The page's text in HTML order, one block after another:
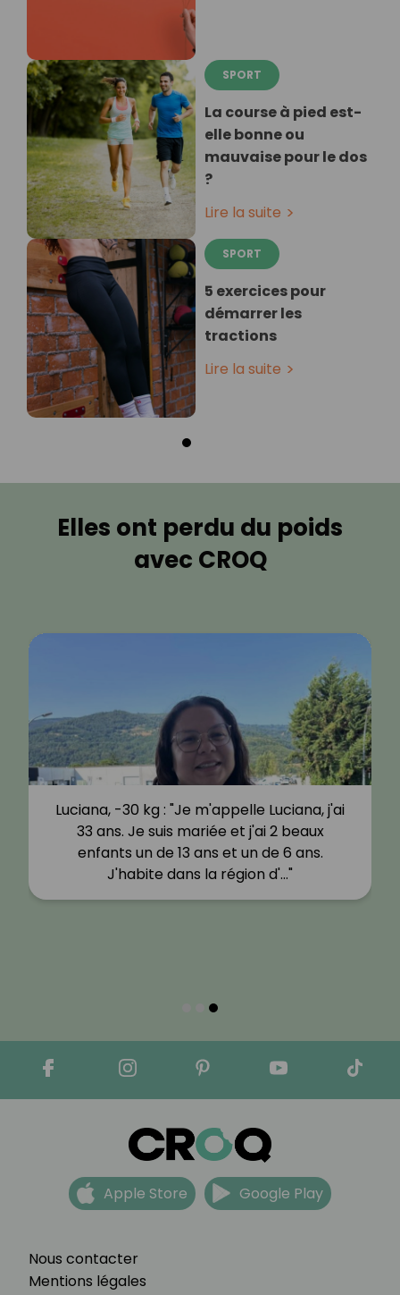
SPORT
La course à pied est-
elle bonne ou
mauvaise pour le dos
?
Lire la suite
SPORT
5 exercices pour
démarrer les
tractions
Lire la suite
Elles ont perdu du poids
avec CROQ
Luciana, -30 kg : "Je m'appelle Luciana, j'ai
33 ans. Je suis mariée et j'ai 2 beaux
enfants un de 13 ans et un de 6 ans.
J'habite dans la région d'…"
Nous contacter
Mentions légales
Apple Store Google Play